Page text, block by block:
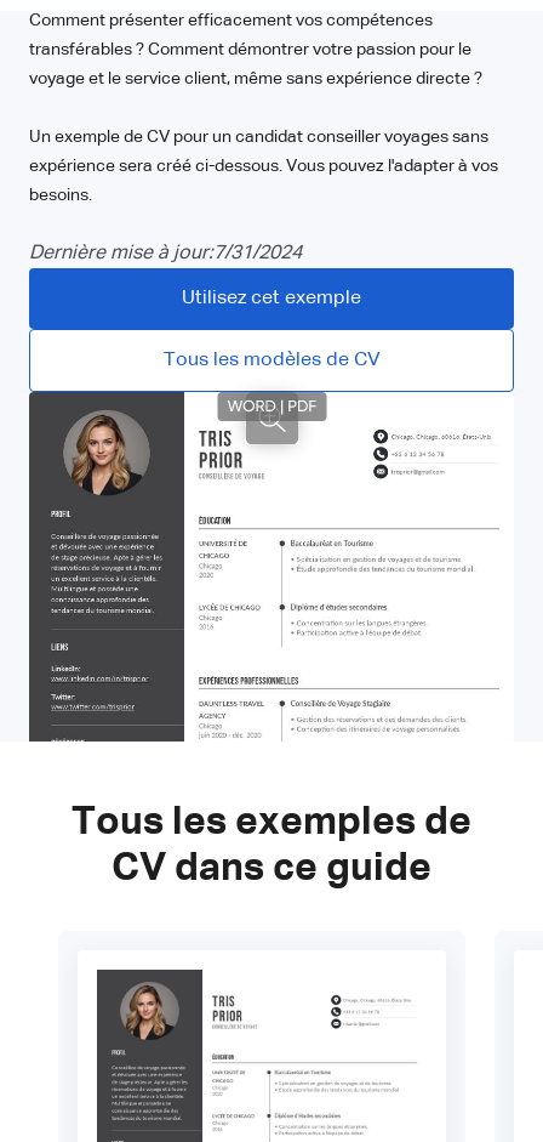
Comment présenter efficacement vos compétences
transférables ? Comment démontrer votre passion pour le
voyage et le service client, même sans expérience directe ?
Un exemple de CV pour un candidat conseiller voyages sans
expérience sera créé ci-dessous. Vous pouvez l'adapter à vos
besoins.
Dernière mise à jour:7/31/2024
Utilisez cet exemple
Tous les modèles de CV
Tous les exemples de
CV dans ce guide